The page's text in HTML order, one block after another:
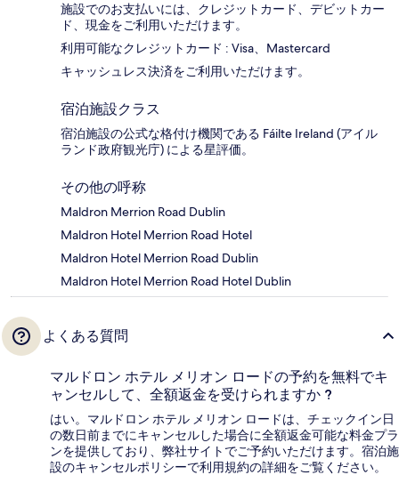
施設でのお支払いには、クレジットカード、デビットカー
ド、現金をご利用いただけます。
利用可能なクレジットカード : Visa、Mastercard
キャッシュレス決済をご利用いただけます。
宿泊施設クラス
宿泊施設の公式な格付け機関である Fáilte Ireland (アイル
ランド政府観光庁) による星評価。
その他の呼称
Maldron Merrion Road Dublin
Maldron Hotel Merrion Road Hotel
Maldron Hotel Merrion Road Dublin
Maldron Hotel Merrion Road Hotel Dublin
よくある質問
マルドロン ホテル メリオン ロードの予約を無料でキ
ャンセルして、全額返金を受けられますか ?
はい。マルドロン ホテル メリオン ロードは、チェックイン日
の数日前までにキャンセルした場合に全額返金可能な料金プラ
ンを提供しており、弊社サイトでご予約いただけます。宿泊施
設のキャンセルポリシーで利用規約の詳細をご覧ください。